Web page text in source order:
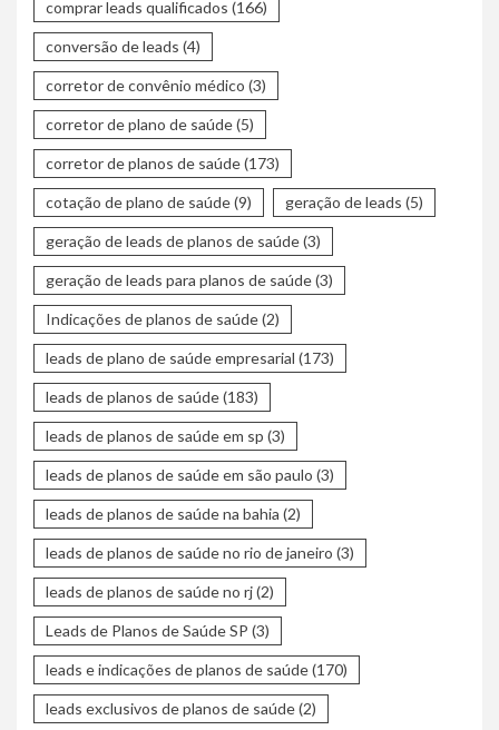
comprar leads qualificados (166)
conversão de leads (4)
corretor de convênio médico (3)
corretor de plano de saúde(5)
corretor de planos de saúde(173)
cotação de plano de saúde(9) geração de leads (5)
geração de leads de planos de saúde(3)
geração de leads para planos de saúde(3)
Indicações de planos de saúde(2)
leads de plano de saúde empresarial (173)
leads de planos de saúde(183)
leads de planos de saúde em sp (3)
leads de planos de saúde em são paulo (3)
leads de planos de saúde na bahia (2)
leads de planos de saúde no rio de janeiro (3)
leads de planos de saúde no rj(2)
Leads de Planos de Saúde SP (3)
leads e indicações de planos de saúde(170)
leads exclusivos de planos de saúde(2)